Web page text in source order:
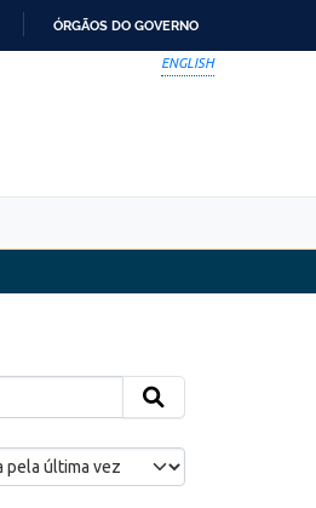
ÓRGÃOS DO GOVERNO
ENGLISH